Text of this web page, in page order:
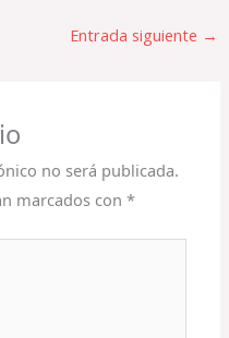
Entrada siguiente →
no será publicada.
marcados con*